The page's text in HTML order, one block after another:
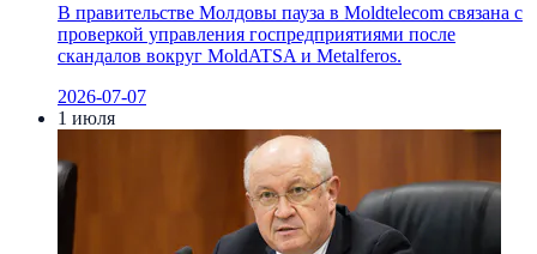
В правительстве Молдовы пауза в Moldtelecom связана с
проверкой управления госпредприятиями после
скандалов вокруг MoldATSA и Metalferos.
2026-07-07
1 июля